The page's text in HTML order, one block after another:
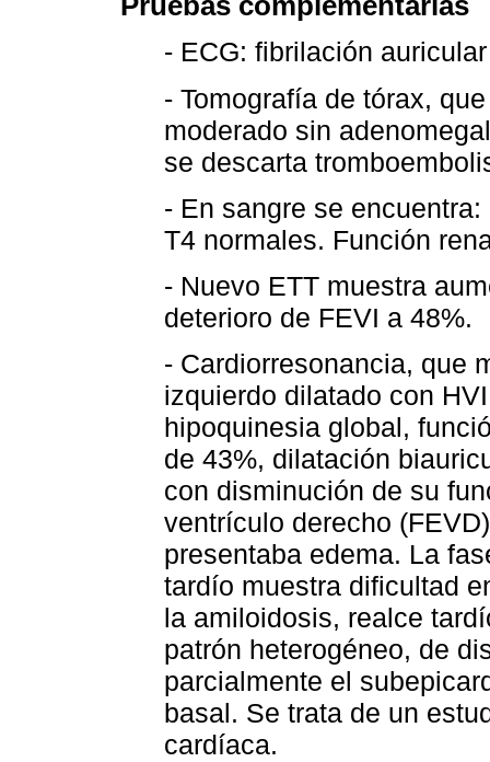
- ECG: fibrilación
- Tomografía de tórax,
moderado sin
se descarta
- En sangre se
T4 normales. Función
- Nuevo ETT muestra
deterioro de FEVI a 48%.
- Cardiorresonancia, que
izquierdo dilatado con
hipoquinesia global,
de 43%, dilatación
con disminución de su
ventrículo derecho
presentaba edema. La
tardío muestra dificultad
la amiloidosis, realce
patrón heterogéneo, de
parcialmente el
basal. Se trata de un
cardíaca.